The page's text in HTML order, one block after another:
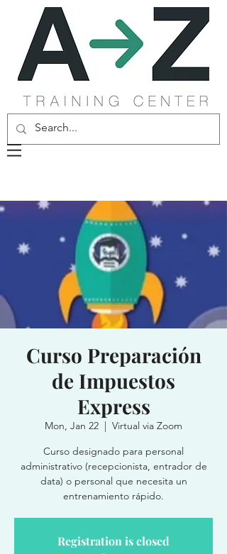
Curso Preparación
de Impuestos
Express
Mon, Jan 22
  |
Virtual via Zoom
Curso designado para personal
administrativo (recepcionista, entrador de
data) o personal que necesita un
entrenamiento rápido.
Registration is closed